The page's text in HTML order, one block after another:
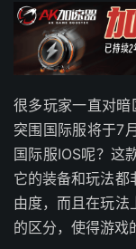
很多玩家一直对暗
突围国际服将于7
国际服IOS呢？这
它的装备和玩法都
由度，而且在玩法
的区分，使得游戏